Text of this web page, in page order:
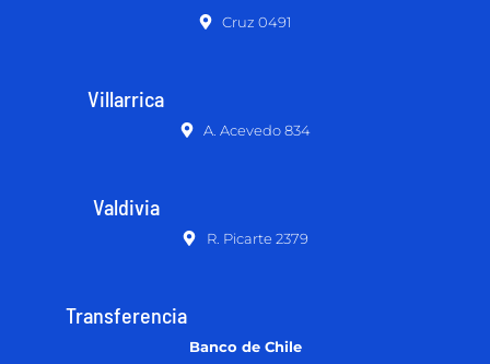
Cruz 0491
Villarrica
A. Acevedo 834
Valdivia
R. Picarte 2379
Transferencia
Banco de Chile